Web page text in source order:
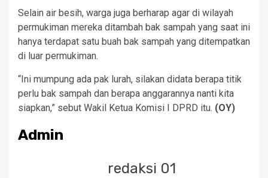
Selain air besih, warga juga berharap agar di wilayah
permukiman mereka ditambah bak sampah yang saat ini
hanya terdapat satu buah bak sampah yang ditempatkan
di luar permukiman.
“Ini mumpung ada pak lurah, silakan didata berapa titik
perlu bak sampah dan berapa anggarannya nanti kita
siapkan,” sebut Wakil Ketua Komisi I DPRD itu. (OY)
Admin
redaksi 01